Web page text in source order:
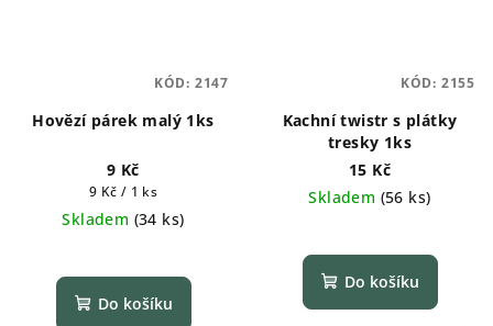
Hovězí párek malý 1ks
9 Kč
Měrná
cena:
9 Kč / 1 ks
Skladem (34 ks)
Do košíku
KÓD: 2147
Kachní twistr s plátky
tresky 1ks
15 Kč
Skladem (56 ks)
hodnocení
produktu
Do košíku
KÓD: 2155